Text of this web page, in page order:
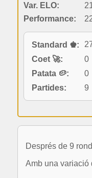
Var. ELO:
Performance:
Standard ♚:
Coet 🚀:
0
Patata 🥔:
0
Partides:
9
Després de 9
Amb una variació